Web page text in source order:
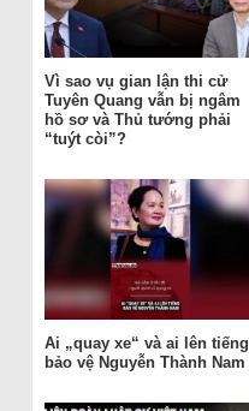
Vì sao vụ gian lận thi cử
Tuyên Quang vẫn bị ngâm
hồ sơ và Thủ tướng phải
“tuýt còi”?
Ai „quay xe“ và ai lên tiếng
bảo vệ Nguyễn Thành Nam